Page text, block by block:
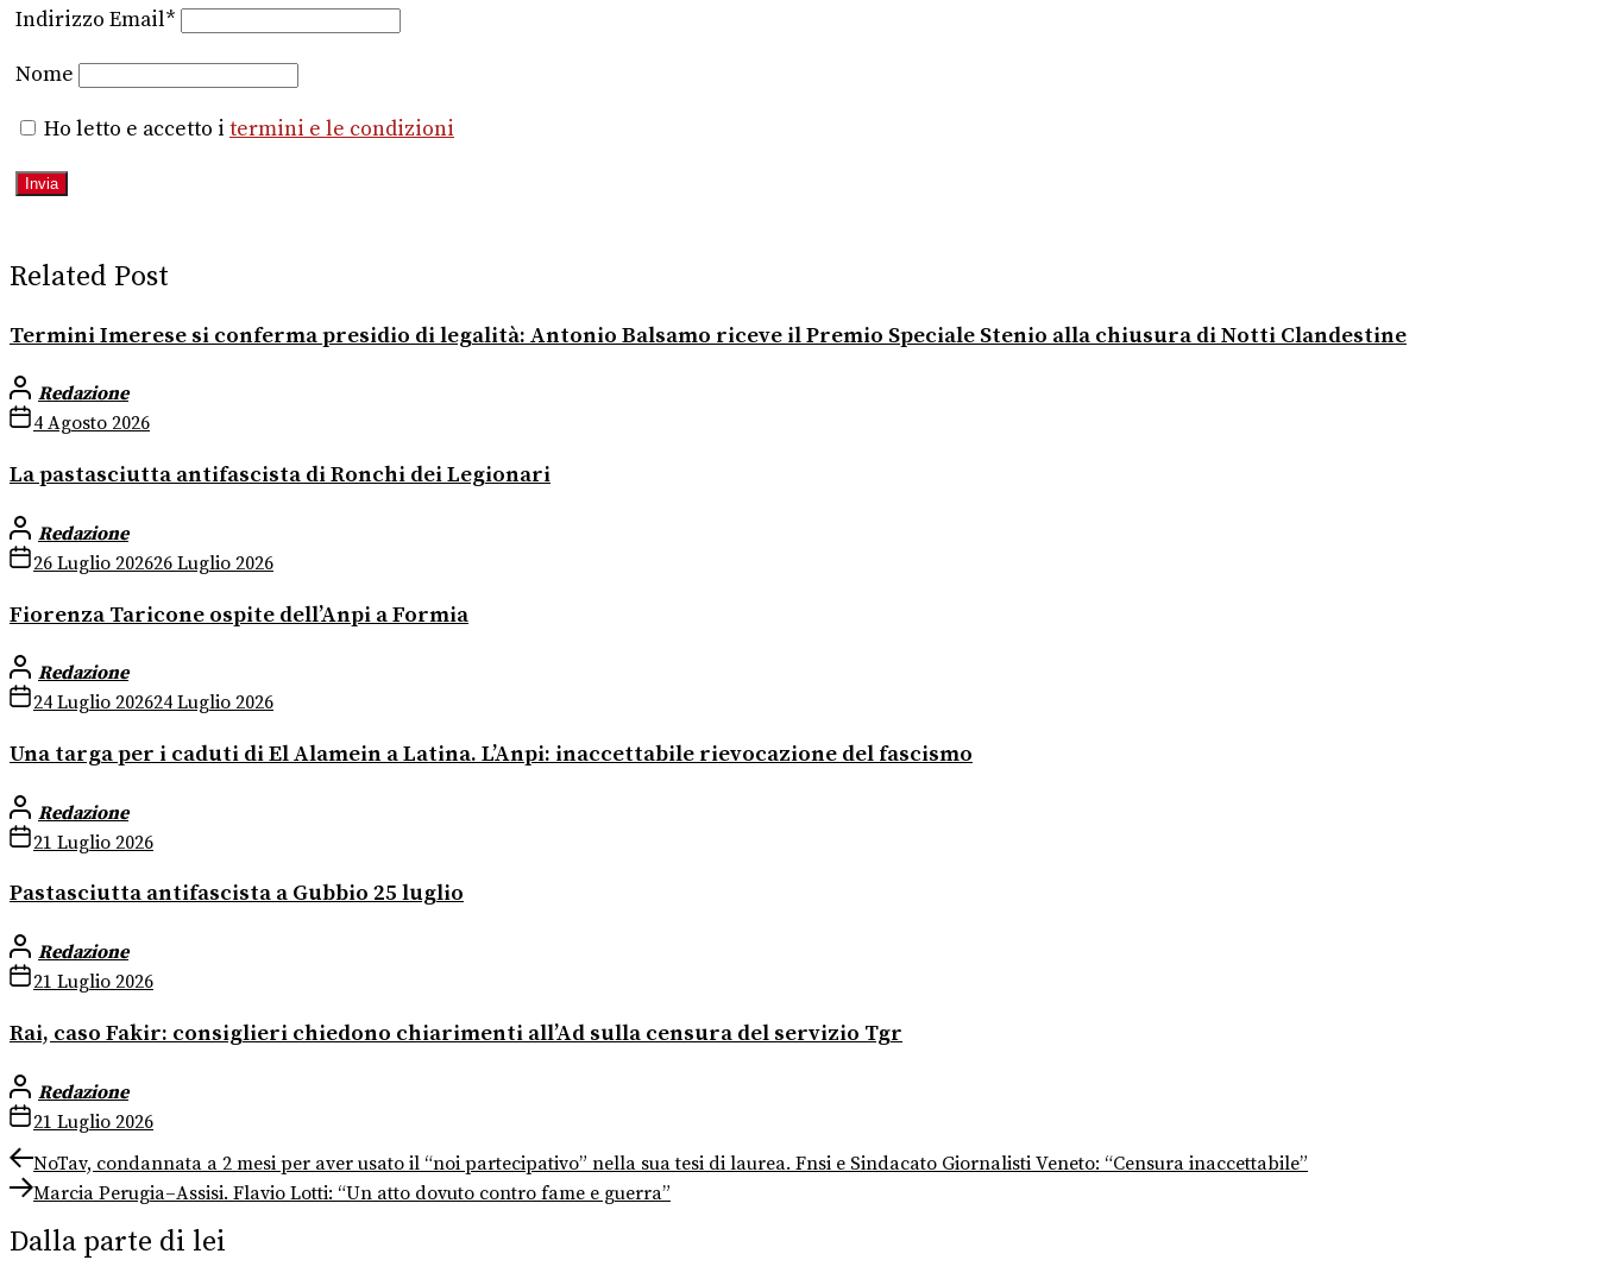
Indirizzo Email*
Nome
Ho letto e accetto i termini e le condizioni
Related Post
Termini Imerese si conferma presidio di legalità: Antonio Balsamo riceve il Premio Speciale Stenio alla chiusura di Notti Clandestine
Redazione
4 Agosto 2026
La pastasciutta antifascista di Ronchi dei Legionari
Redazione
26 Luglio 202626 Luglio 2026
Fiorenza Taricone ospite dell’Anpi a Formia
Redazione
24 Luglio 202624 Luglio 2026
Una targa per i caduti di El Alamein a Latina. L’Anpi: inaccettabile rievocazione del fascismo
Redazione
21 Luglio 2026
Pastasciutta antifascista a Gubbio 25 luglio
Redazione
21 Luglio 2026
Rai, caso Fakir: consiglieri chiedono chiarimenti all’Ad sulla censura del servizio Tgr
Redazione
21 Luglio 2026
Navigazione
articoli
Previous
post:
NoTav, condannata a 2 mesi per aver usato il “noi partecipativo” nella sua tesi di laurea. Fnsi e Sindacato Giornalisti Veneto: “Censura inaccettabile”
Next
post:
Marcia Perugia–Assisi. Flavio Lotti: “Un atto dovuto contro fame e guerra”
Dalla parte di lei